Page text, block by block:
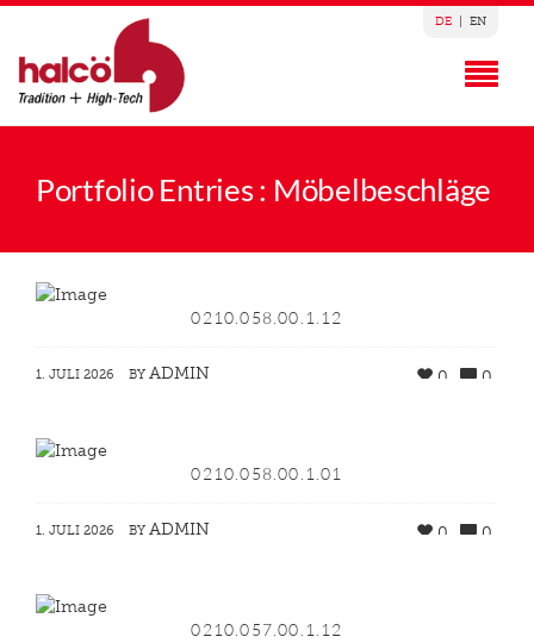
DE EN
Portfolio Entries : Möbelbeschläge
0210.058.00.1.12
1. JULI 2026 BY ADMIN 0
0
0210.058.00.1.01
1. JULI 2026 BY ADMIN 0
0
0210.057.00.1.12